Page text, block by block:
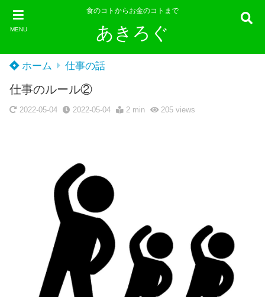
MENU
食のコトからお金のコトまで
あきろぐ
ホーム 仕事の話
仕事のルール②
2022-05-04 2022-05-04 2 min 205views